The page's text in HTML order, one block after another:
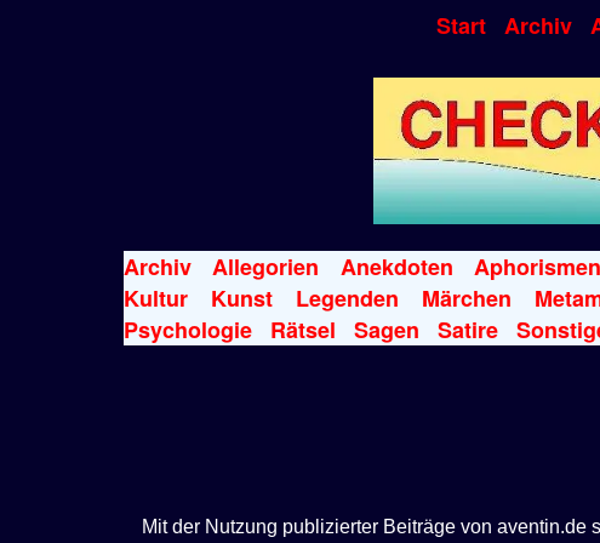
Start Archiv
Archiv Allegorien Anekdoten Aphorismen
Kultur
Kunst Legenden Märchen
Psychologie
Rätsel Sagen Satire
Mit der Nutzung publizierter Beiträge von